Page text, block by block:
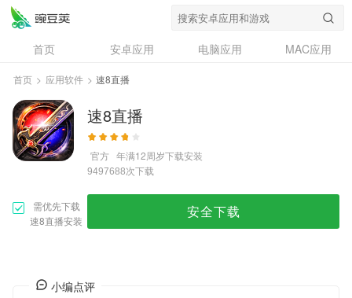
首页 安卓应用 电脑应用
MAC应用
资讯
专题
问答
首页 > 应用软件 > 速8直播
速8直播
官方 年满12周岁下载安装
9497688次下载
需优先下载
速8直播安装
安全下载
小编点评